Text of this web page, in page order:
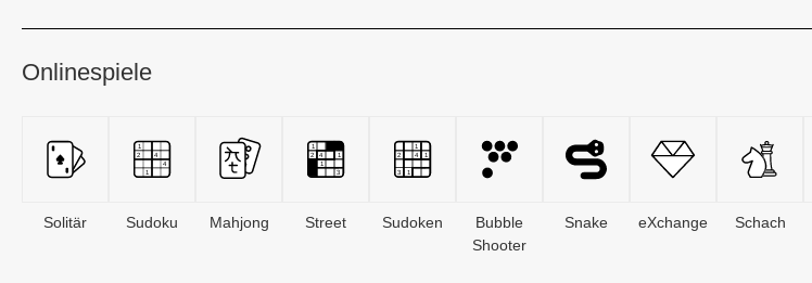
Onlinespiele
Solitär Sudoku Mahjong Street Sudoken
Bubble
Shooter
Snake eXchange Schach